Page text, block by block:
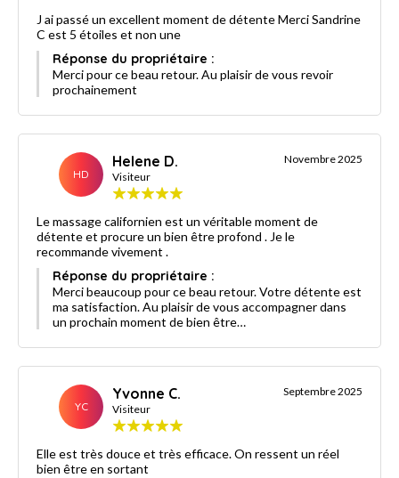
J ai passé un excellent moment de détente Merci Sandrine
C est 5 étoiles et non une
Réponse du propriétaire :
Merci pour ce beau retour. Au plaisir de vous revoir
prochainement
HD
Helene D.
Visiteur
Novembre 2025
Le massage californien est un véritable moment de
détente et procure un bien être profond . Je le
recommande vivement .
Réponse du propriétaire :
Merci beaucoup pour ce beau retour. Votre détente est
ma satisfaction. Au plaisir de vous accompagner dans
un prochain moment de bien être…
YC
Yvonne C.
Visiteur
Septembre 2025
Elle est très douce et très efficace. On ressent un réel
bien être en sortant